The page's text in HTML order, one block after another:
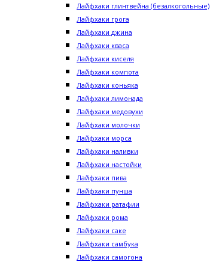
Лайфхаки глинтвейна (безалкогольные)
Лайфхаки грога
Лайфхаки джина
Лайфхаки кваса
Лайфхаки киселя
Лайфхаки компота
Лайфхаки коньяка
Лайфхаки лимонада
Лайфхаки медовухи
Лайфхаки молочки
Лайфхаки морса
Лайфхаки наливки
Лайфхаки настойки
Лайфхаки пива
Лайфхаки пунша
Лайфхаки ратафии
Лайфхаки рома
Лайфхаки саке
Лайфхаки самбука
Лайфхаки самогона